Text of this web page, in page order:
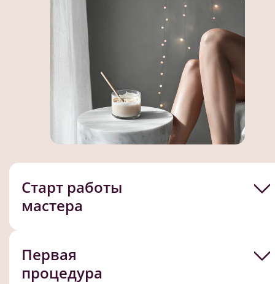
Старт работы
мастера
Первая
процедура